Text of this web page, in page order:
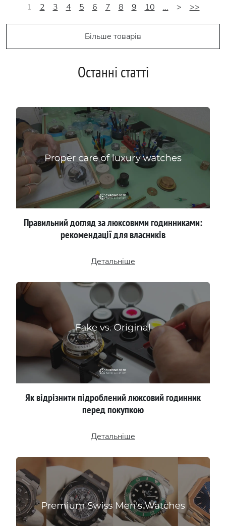
1 2 3 4 5 6 7 8 9 10 … > >>
Більше товарів
Останні статті
Правильний догляд за люксовими годинниками:
рекомендації для власників
Детальніше
Як відрізнити підроблений люксовий годинник
перед покупкою
Детальніше